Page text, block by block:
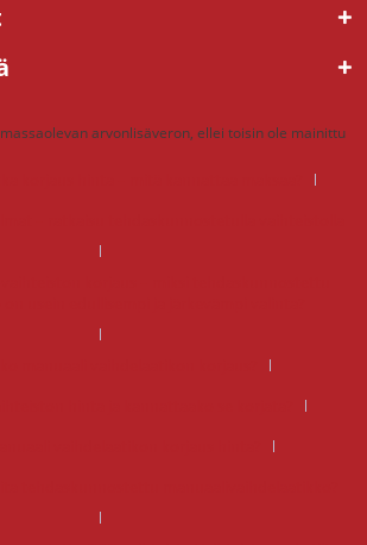
arvonlisäveron, ellei toisin ole mainittu